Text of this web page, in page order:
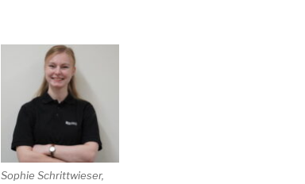
Sophie Schrittwieser,